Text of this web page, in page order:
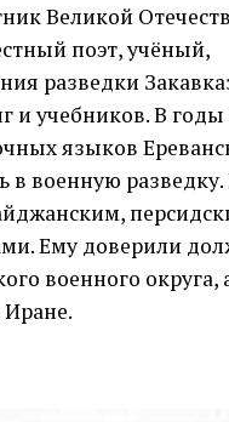
Великой
поэт, учёный,
разведки
и учебников. В
языков
в военную
Ему доверили
военного округа,
Иране.